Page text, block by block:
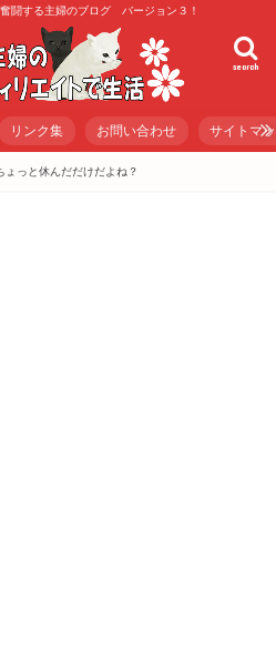
闘する主婦のブログ バージョン３！
search
リンク集 お問い合わせ サイトマ
ょっと休んだだけだよね？